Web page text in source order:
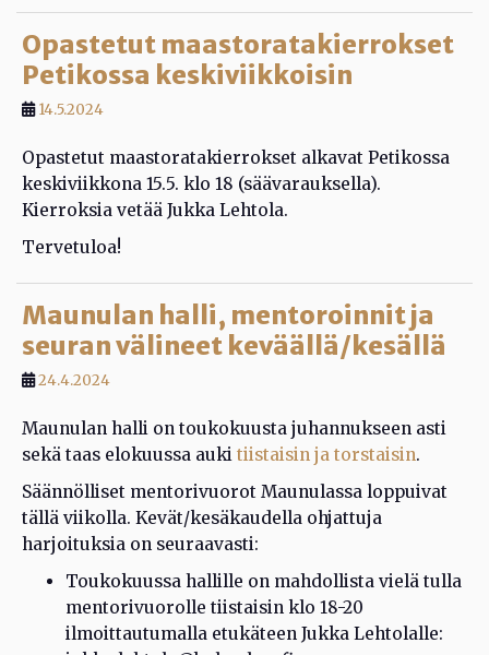
Opastetut maastoratakierrokset
Petikossa keskiviikkoisin
14.5.2024
Opastetut maastoratakierrokset alkavat Petikossa
keskiviikkona 15.5. klo 18 (säävarauksella).
Kierroksia vetää Jukka Lehtola.
Tervetuloa!
Maunulan halli, mentoroinnit ja
seuran välineet keväällä/kesällä
24.4.2024
Maunulan halli on toukokuusta juhannukseen asti
sekä taas elokuussa auki tiistaisin ja torstaisin.
Säännölliset mentorivuorot Maunulassa loppuivat
tällä viikolla. Kevät/kesäkaudella ohjattuja
harjoituksia on seuraavasti:
Toukokuussa hallille on mahdollista vielä tulla
mentorivuorolle tiistaisin klo 18-20
ilmoittautumalla etukäteen Jukka Lehtolalle: